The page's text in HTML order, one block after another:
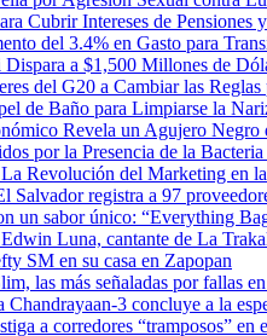
Cubrir Intereses de
del 3.4% en Gasto para
a $1,500 Millones de
del G20 a Cambiar las
de Baño para Limpiarse la
Revela un Agujero
por la Presencia de la
Revolución del Marketing en
Salvador registra a 97
un sabor único: “Everything
Luna, cantante de La
SM en su casa en Zapopan
las más señaladas por fallas
3 concluye a la
a corredores “tramposos”